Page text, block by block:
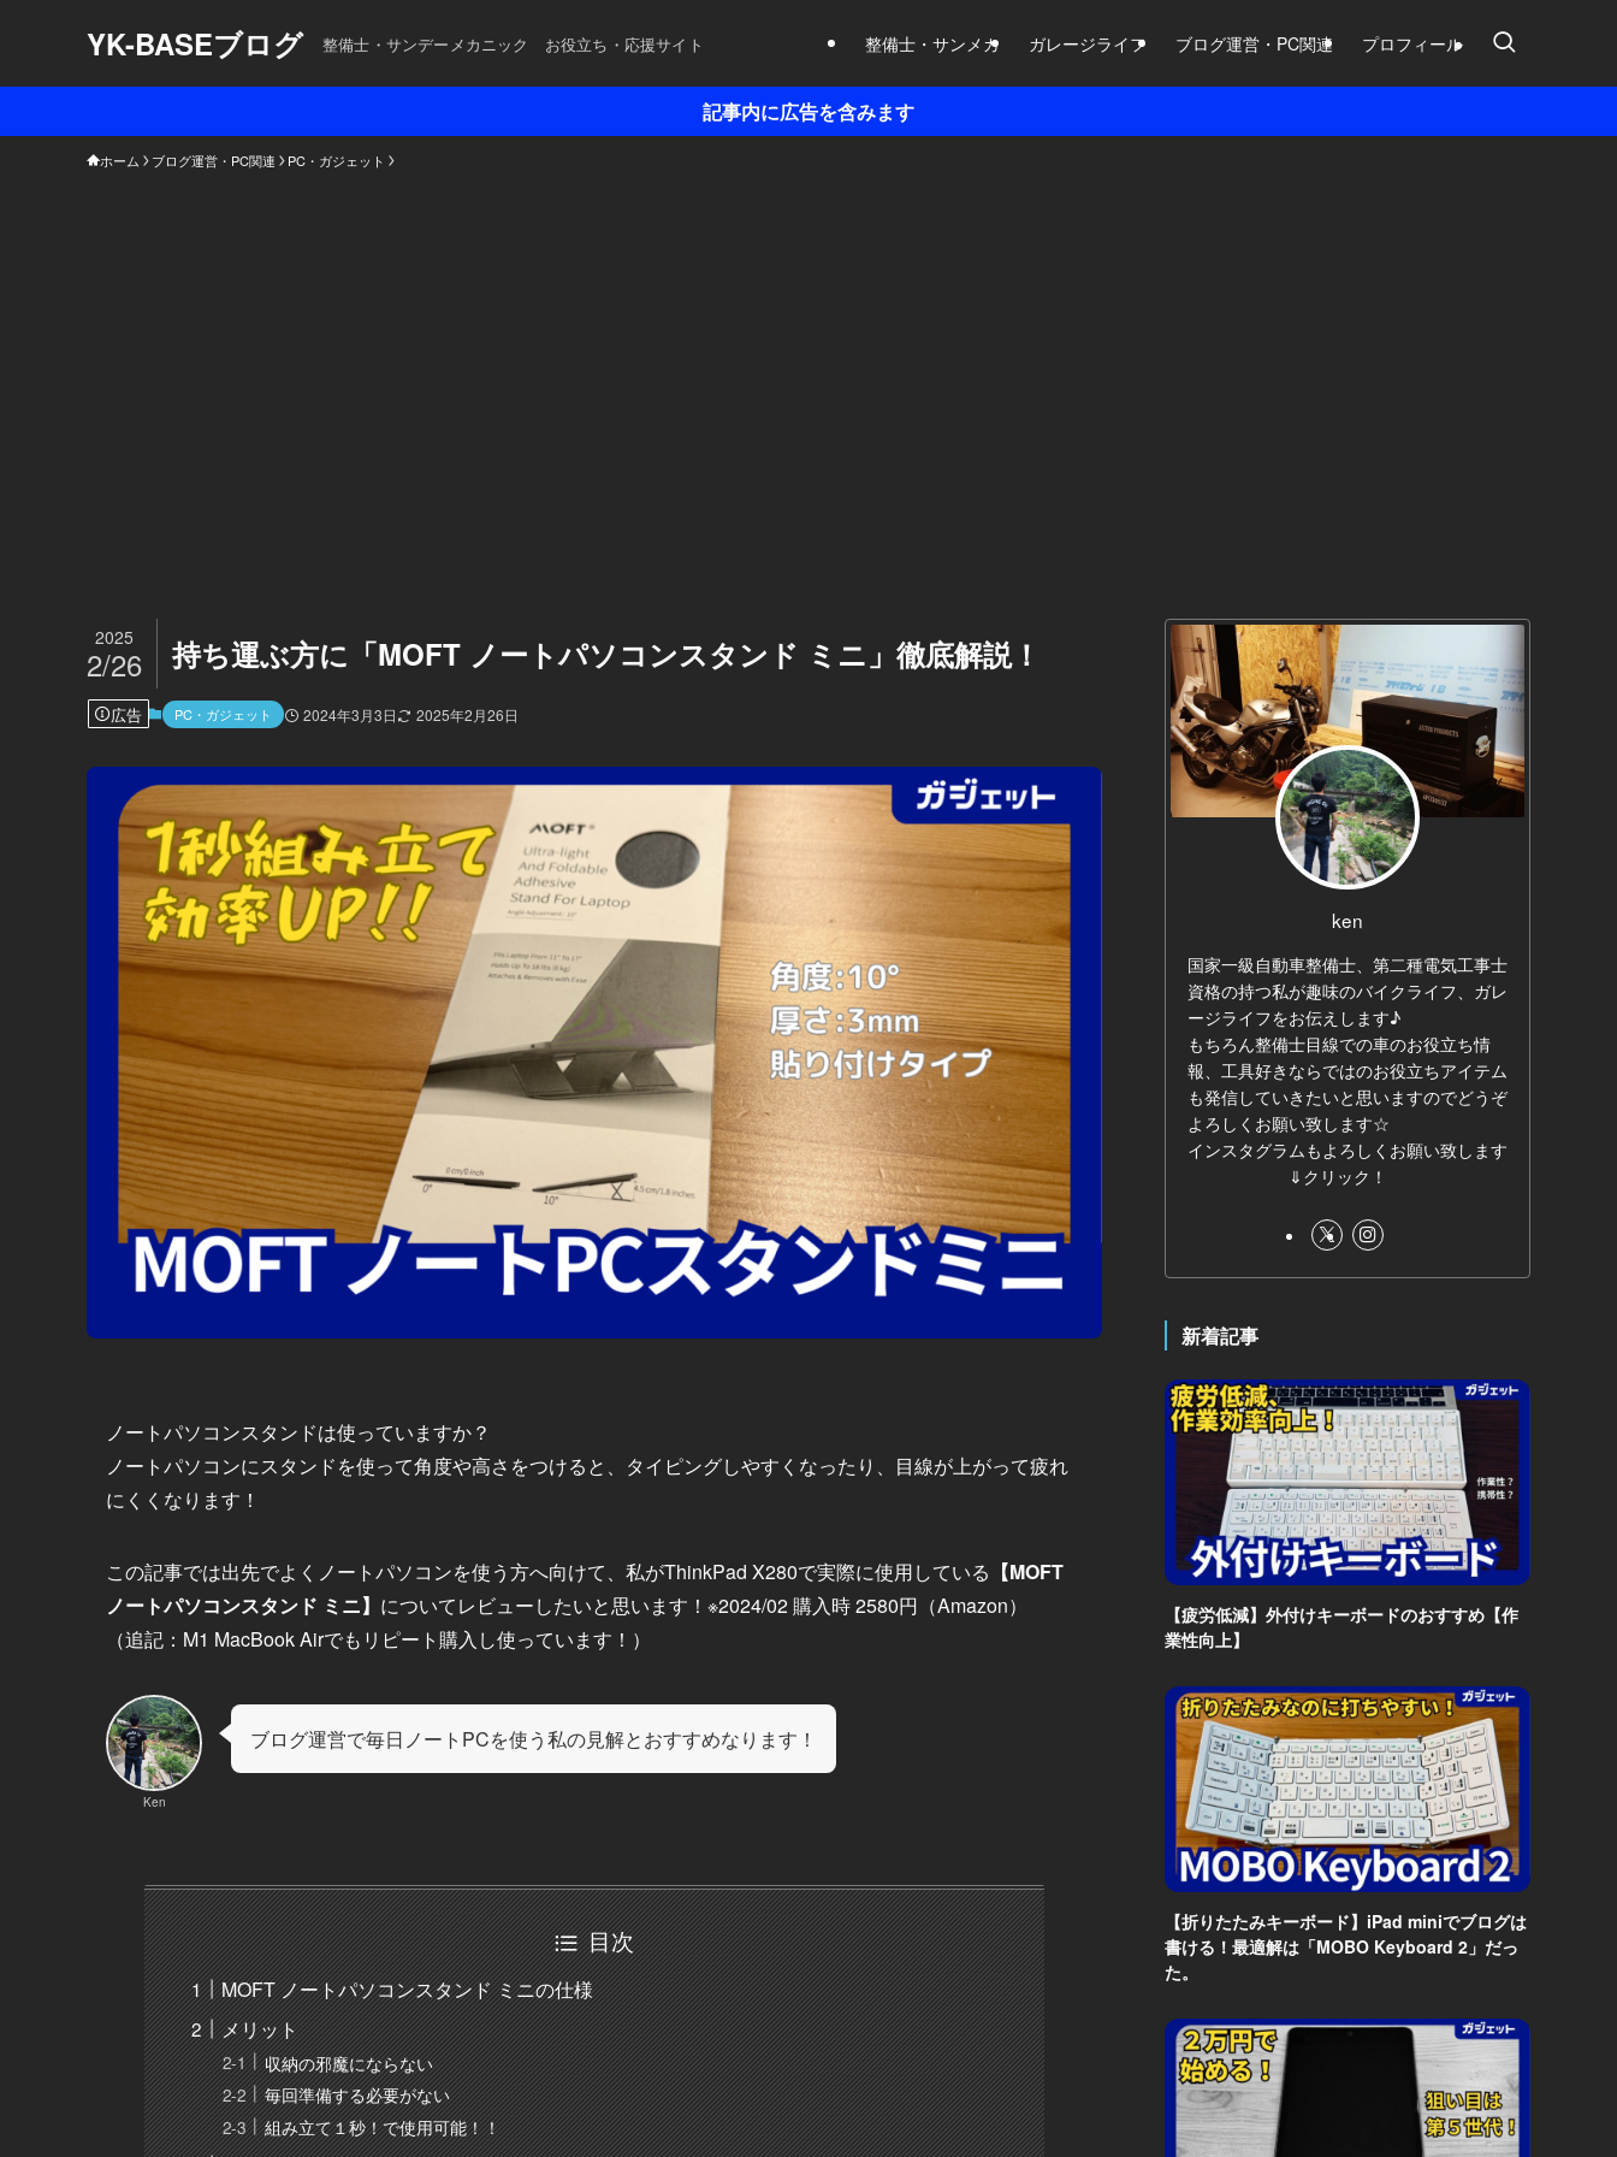
YK-BASEブログ 整備士・サンデーメカニック お役立ち・応援サイト 整備士・サンメカ ガレージライフ ブログ運営・PC関連 プロフィール
記事内に広告を含みます
ホーム ブログ運営・PC関連 PC・ガジェット
持ち運ぶ方に「MOFT ノートパソコンスタンド ミニ」徹底解説！
2025
2/26
広告 PC・ガジェット 2024年3月3日 2025年2月26日
ノートパソコンスタンドは使っていますか？
ノートパソコンにスタンドを使って角度や高さをつけると、タイピングしやすくなったり、目線が上がって疲れ
にくくなります！
この記事では出先でよくノートパソコンを使う方へ向けて、私がThinkPad X280で実際に使用している 【MOFT
ノートパソコンスタンド ミニ】 についてレビューしたいと思います！※2024/02 購入時 2580円（Amazon）
（追記：M1 MacBook Airでもリピート購入し使っています！）
Ken
ブログ運営で毎日ノートPCを使う私の見解とおすすめなります！
目次
MOFT ノートパソコンスタンド ミニの仕様
メリット
収納の邪魔にならない
毎回準備する必要がない
組み立て１秒！で使用可能！！
ken
国家一級自動車整備士、第二種電気工事士
資格の持つ私が趣味のバイクライフ、ガレ
ージライフをお伝えします♪
もちろん整備士目線での車のお役立ち情
報、工具好きならではのお役立ちアイテム
も発信していきたいと思いますのでどうぞ
よろしくお願い致します☆
インスタグラムもよろしくお願い致します
⇓クリック！
新着記事
【疲労低減】外付けキーボードのおすすめ【作
業性向上】
【折りたたみキーボード】iPad miniでブログは
書ける！最適解は「MOBO Keyboard 2」だっ
た。